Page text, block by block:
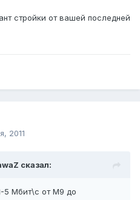
стройки от вашей последней
2011
сказал:
5 Мбит\с от М9 до